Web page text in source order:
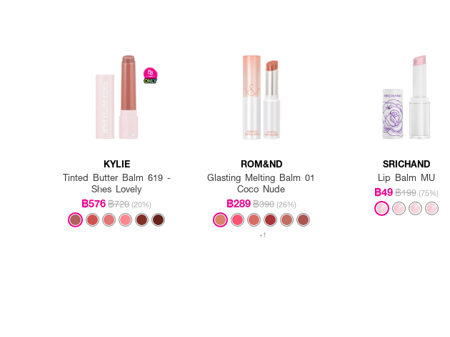
KYLIE
Tinted Butter Balm 619 -
Shes Lovely
฿576฿720 (20%)
ROM&ND
Glasting Melting Balm 01
Coco Nude
฿289฿390 (26%)
+1
SRICHAND
Lip Balm MU
฿49฿199 (75%)